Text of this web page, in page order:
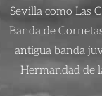
Sevilla como Las
Banda de
antigua banda
Hermandad de